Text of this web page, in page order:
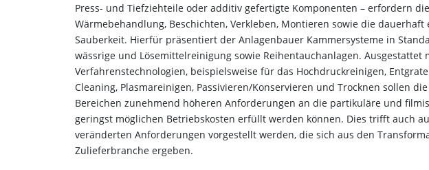
Press- und Tiefziehteile oder additiv gefertigte Komponenten – erfordern
Wärmebehandlung, Beschichten, Verkleben, Montieren sowie die
Sauberkeit. Hierfür präsentiert der Anlagenbauer Kammersysteme in
wässrige und Lösemittelreinigung sowie Reihentauchanlagen. Ausgestattet
Verfahrenstechnologien, beispielsweise für das Hochdruckreinigen,
Cleaning, Plasmareinigen, Passivieren/Konservieren und Trocknen sollen
Bereichen zunehmend höheren Anforderungen an die partikuläre und
geringst möglichen Betriebskosten erfüllt werden können. Dies trifft auch
veränderten Anforderungen vorgestellt werden, die sich aus den
Zulieferbranche ergeben.